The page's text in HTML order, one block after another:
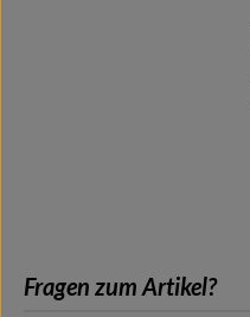
Fragen zum Artikel?